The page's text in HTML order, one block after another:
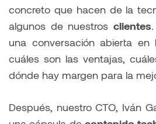
concreto que hacen de la
algunos de nuestros clientes
una conversación abierta
cuáles son las ventajas,
dónde hay margen para la
Después, nuestro CTO, Iván